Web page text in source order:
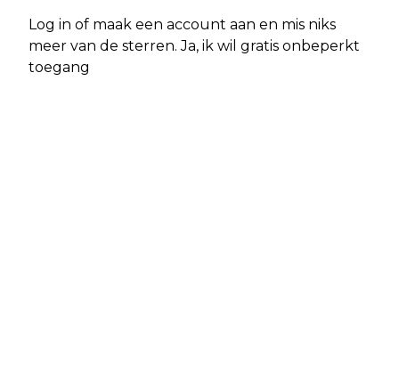
Log in of maak een account aan en mis niks
meer van de sterren. Ja, ik wil gratis onbeperkt
toegang